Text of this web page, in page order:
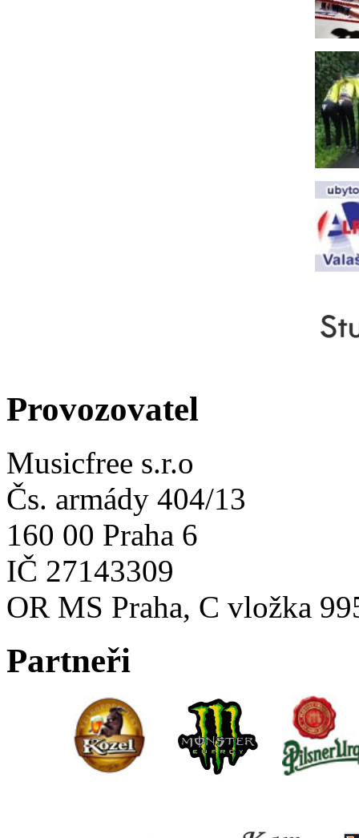
Provozovatel
Musicfree s.r.o
Čs. armády 404/13
160 00 Praha 6
IČ 27143309
OR MS Praha, C vložka
Partneři